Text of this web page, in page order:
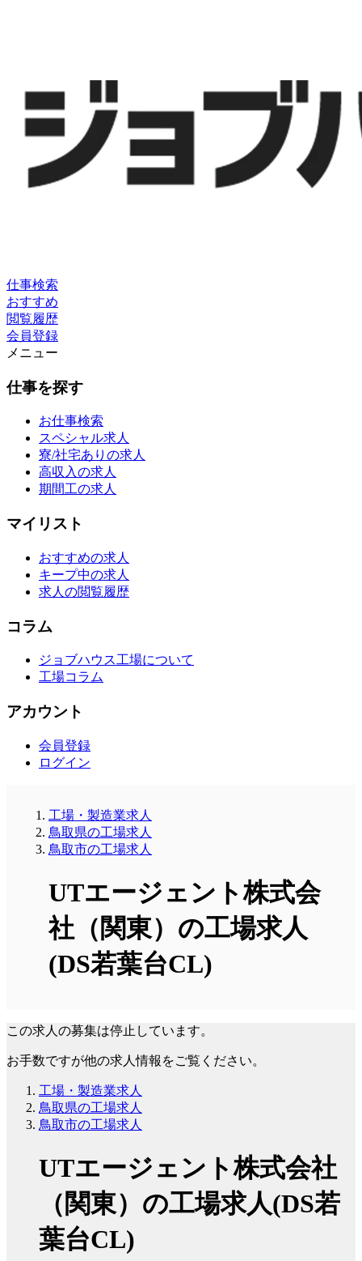
仕事検索
おすすめ
閲覧履歴
会員登録
メニュー
仕事を探す
お仕事検索
スペシャル求人
寮/社宅ありの求人
高収入の求人
期間工の求人
マイリスト
おすすめの求人
キープ中の求人
求人の閲覧履歴
コラム
ジョブハウス工場について
工場コラム
アカウント
会員登録
ログイン
工場・製造業求人
鳥取県の工場求人
鳥取市の工場求人
UTエージェント株式会
社（関東）の工場求人
(DS若葉台CL)
この求人の募集は停止しています。
お手数ですが他の求人情報をご覧ください。
工場・製造業求人
鳥取県の工場求人
鳥取市の工場求人
UTエージェント株式会社
（関東）の工場求人(DS若
葉台CL)